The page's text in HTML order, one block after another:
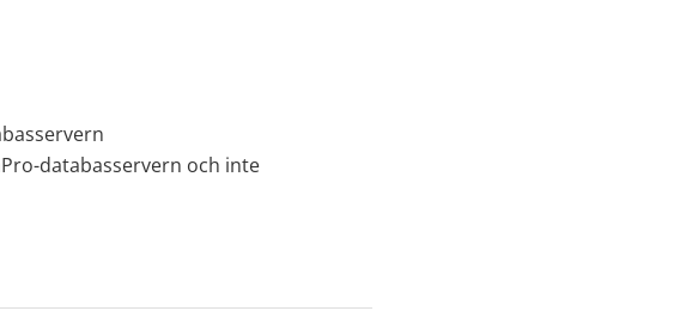
databasservern och inte